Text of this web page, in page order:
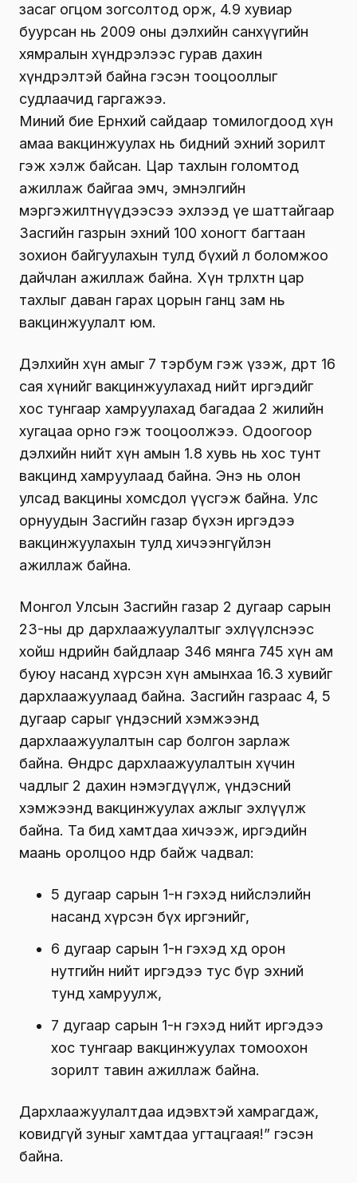
засаг огцом зогсолтод орж, 4.9 хувиар
буурсан нь 2009 оны дэлхийн санхүүгийн
хямралын хүндрэлээс гурав дахин
хүндрэлтэй байна гэсэн тооцооллыг
судлаачид гаргажээ.
Миний бие Ерөнхий сайдаар томилогдоод хүн
амаа вакцинжуулах нь бидний эхний зорилт
гэж хэлж байсан. Цар тахлын голомтод
ажиллаж байгаа эмч, эмнэлгийн
мэргэжилтнүүдээсээ эхлээд үе шаттайгаар
Засгийн газрын эхний 100 хоногт багтаан
зохион байгуулахын тулд бүхий л боломжоо
дайчлан ажиллаж байна. Хүн төрөлхтөн цар
тахлыг даван гарах цорын ганц зам нь
вакцинжуулалт юм.
Дэлхийн хүн амыг 7 тэрбум гэж үзэж, өдөрт 16
сая хүнийг вакцинжуулахад нийт иргэдийг
хос тунгаар хамруулахад багадаа 2 жилийн
хугацаа орно гэж тооцоолжээ. Одоогоор
дэлхийн нийт хүн амын 1.8 хувь нь хос тунт
вакцинд хамруулаад байна. Энэ нь олон
улсад вакцины хомсдол үүсгэж байна. Улс
орнуудын Засгийн газар бүхэн иргэдээ
вакцинжуулахын тулд хичээнгүйлэн
ажиллаж байна.
Монгол Улсын Засгийн газар 2 дугаар сарын
23-ны өдөр дархлаажуулалтыг эхлүүлснээс
хойш өнөөдрийн байдлаар 346 мянга 745 хүн ам
буюу насанд хүрсэн хүн амынхаа 16.3 хувийг
дархлаажуулаад байна. Засгийн газраас 4, 5
дугаар сарыг үндэсний хэмжээнд
дархлаажуулалтын сар болгон зарлаж
байна. Өнөөдрөөс дархлаажуулалтын хүчин
чадлыг 2 дахин нэмэгдүүлж, үндэсний
хэмжээнд вакцинжуулах ажлыг эхлүүлж
байна. Та бид хамтдаа хичээж, иргэдийн
маань оролцоо өндөр байж чадвал:
5 дугаар сарын 1-н гэхэд нийслэлийн
насанд хүрсэн бүх иргэнийг,
6 дугаар сарын 1-н гэхэд хөдөө орон
нутгийн нийт иргэдээ тус бүр эхний
тунд хамруулж,
7 дугаар сарын 1-н гэхэд нийт иргэдээ
хос тунгаар вакцинжуулах томоохон
зорилт тавин ажиллаж байна.
Дархлаажуулалтдаа идэвхтэй хамрагдаж,
ковидгүй зуныг хамтдаа угтацгаая!” гэсэн
байна.